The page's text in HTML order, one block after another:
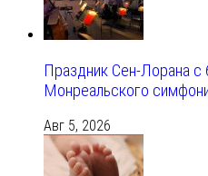
Праздник Сен-Лорана с
Монреальского
Авг 5, 2026